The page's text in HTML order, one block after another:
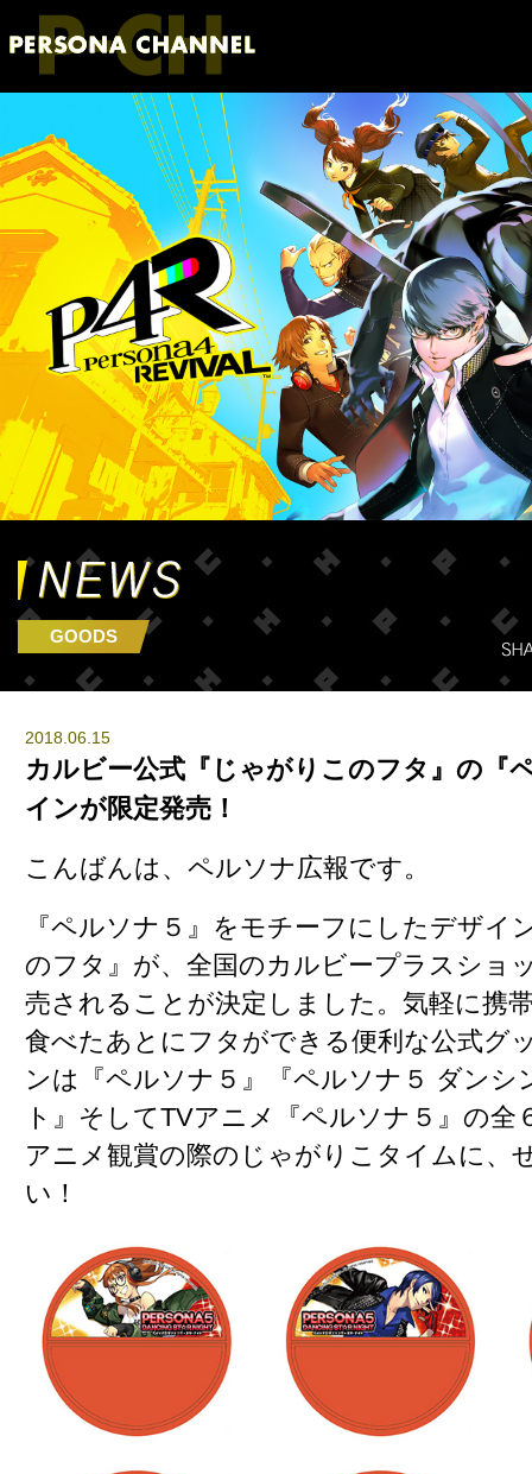
GOODS
2018.06.15
カルビー公式『じゃがりこのフタ』の『
インが限定発売！
こんばんは、ペルソナ広報です。
『ペルソナ５』をモチーフにしたデザイ
のフタ』が、全国のカルビープラスショ
売されることが決定しました。気軽に携
食べたあとにフタができる便利な公式グ
ンは『ペルソナ５』『ペルソナ５ ダンシ
ト』そしてTVアニメ『ペルソナ５』の全
アニメ観賞の際のじゃがりこタイムに、
い！